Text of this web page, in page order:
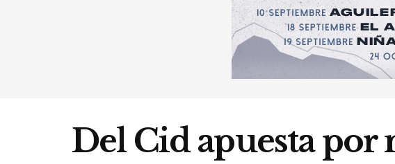
Del Cid apuesta